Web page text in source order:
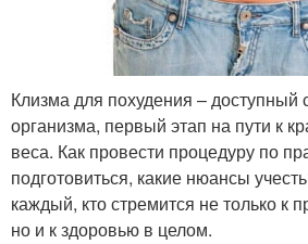
Клизма для похудения – доступный
организма, первый этап на пути к
веса. Как провести процедуру по
подготовиться, какие нюансы
каждый, кто стремится не только к
но и к здоровью в целом.